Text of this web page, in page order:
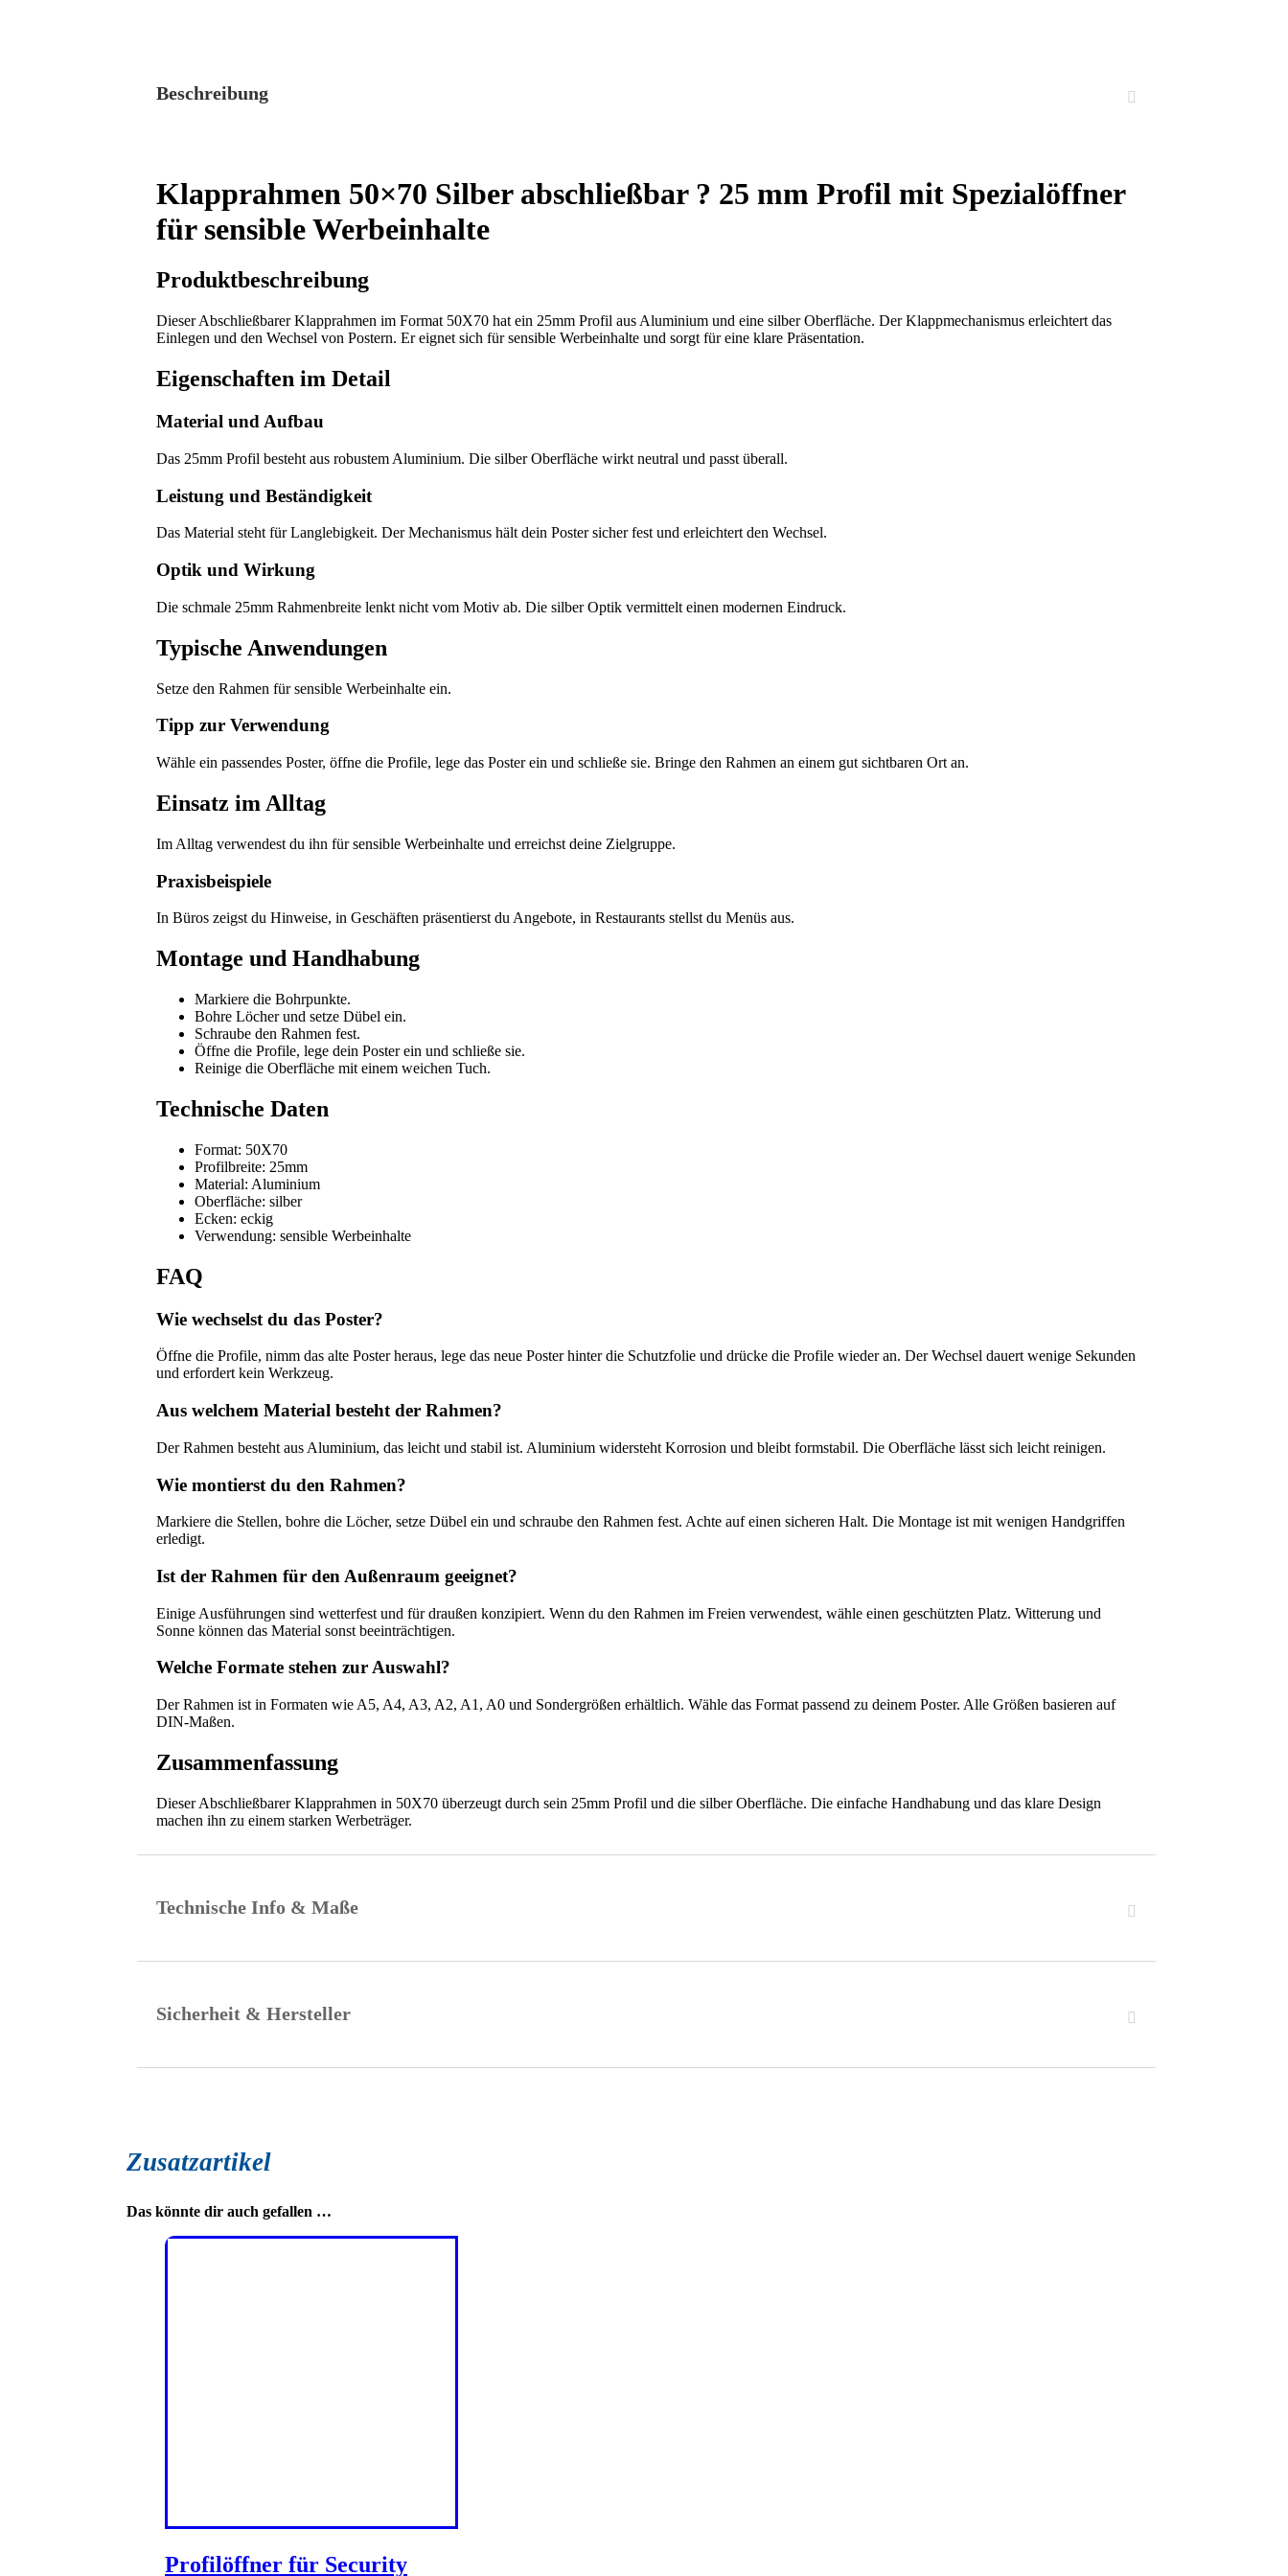
Beschreibung
Klapprahmen 50×70 Silber abschließbar ? 25 mm Profil mit Spezialöffner
für sensible Werbeinhalte
Produktbeschreibung
Dieser Abschließbarer Klapprahmen im Format 50X70 hat ein 25mm Profil aus Aluminium und eine silber Oberfläche. Der Klappmechanismus erleichtert das
Einlegen und den Wechsel von Postern. Er eignet sich für sensible Werbeinhalte und sorgt für eine klare Präsentation.
Eigenschaften im Detail
Material und Aufbau
Das 25mm Profil besteht aus robustem Aluminium. Die silber Oberfläche wirkt neutral und passt überall.
Leistung und Beständigkeit
Das Material steht für Langlebigkeit. Der Mechanismus hält dein Poster sicher fest und erleichtert den Wechsel.
Optik und Wirkung
Die schmale 25mm Rahmenbreite lenkt nicht vom Motiv ab. Die silber Optik vermittelt einen modernen Eindruck.
Typische Anwendungen
Setze den Rahmen für sensible Werbeinhalte ein.
Tipp zur Verwendung
Wähle ein passendes Poster, öffne die Profile, lege das Poster ein und schließe sie. Bringe den Rahmen an einem gut sichtbaren Ort an.
Einsatz im Alltag
Im Alltag verwendest du ihn für sensible Werbeinhalte und erreichst deine Zielgruppe.
Praxisbeispiele
In Büros zeigst du Hinweise, in Geschäften präsentierst du Angebote, in Restaurants stellst du Menüs aus.
Montage und Handhabung
Markiere die Bohrpunkte.
Bohre Löcher und setze Dübel ein.
Schraube den Rahmen fest.
Öffne die Profile, lege dein Poster ein und schließe sie.
Reinige die Oberfläche mit einem weichen Tuch.
Technische Daten
Format: 50X70
Profilbreite: 25mm
Material: Aluminium
Oberfläche: silber
Ecken: eckig
Verwendung: sensible Werbeinhalte
FAQ
Wie wechselst du das Poster?
Öffne die Profile, nimm das alte Poster heraus, lege das neue Poster hinter die Schutzfolie und drücke die Profile wieder an. Der Wechsel dauert wenige Sekunden
und erfordert kein Werkzeug.
Aus welchem Material besteht der Rahmen?
Der Rahmen besteht aus Aluminium, das leicht und stabil ist. Aluminium widersteht Korrosion und bleibt formstabil. Die Oberfläche lässt sich leicht reinigen.
Wie montierst du den Rahmen?
Markiere die Stellen, bohre die Löcher, setze Dübel ein und schraube den Rahmen fest. Achte auf einen sicheren Halt. Die Montage ist mit wenigen Handgriffen
erledigt.
Ist der Rahmen für den Außenraum geeignet?
Einige Ausführungen sind wetterfest und für draußen konzipiert. Wenn du den Rahmen im Freien verwendest, wähle einen geschützten Platz. Witterung und
Sonne können das Material sonst beeinträchtigen.
Welche Formate stehen zur Auswahl?
Der Rahmen ist in Formaten wie A5, A4, A3, A2, A1, A0 und Sondergrößen erhältlich. Wähle das Format passend zu deinem Poster. Alle Größen basieren auf
DIN-Maßen.
Zusammenfassung
Dieser Abschließbarer Klapprahmen in 50X70 überzeugt durch sein 25mm Profil und die silber Oberfläche. Die einfache Handhabung und das klare Design
machen ihn zu einem starken Werbeträger.
Technische Info & Maße
Sicherheit & Hersteller
Zusatzartikel
Das könnte dir auch gefallen …
Profilöffner für Security